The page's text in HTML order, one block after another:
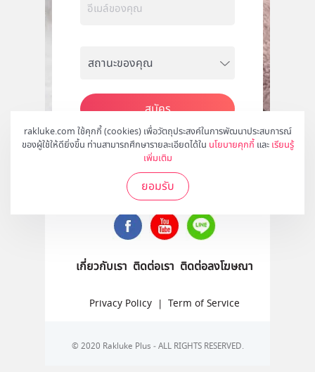
rakluke.com ใช้คุกกี้ (cookies) เพื่อวัตถุประสงค์ในการพัฒนาประสบการณ์
ของผู้ใช้ให้ดียิ่งขึ้น ท่านสามารถศึกษารายละเอียดได้ใน นโยบายคุกกี้ และ เรียนรู้
เพิ่มเติม
ยอมรับ
สมัคร
ติดตามเราได้ที่
เกี่ยวกับเรา ติดต่อเรา ติดต่อลงโฆษณา
Privacy Policy | Term of Service
© 2020 Rakluke Plus - ALL RIGHTS RESERVED.